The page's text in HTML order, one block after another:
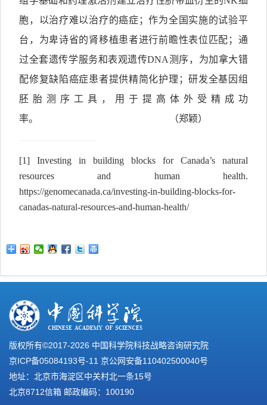
胞，以治疗难以治疗的癌症；作为全国实施的试验平
台，为卑诗省的肾移植患者进行前瞻性表位匹配；通
过全套遗传学服务和表观遗传DNA测序，为加拿大错
配修复缺陷癌症患者提供精简化护理；研发全基因组
胚胎测序工具，用于提高体外受精成功
率。 （郑颖）
[1] Investing in building blocks for Canada’s natural
resources and human health.
https://genomecanada.ca/investing-in-building-blocks-for-
canadas-natural-resources-and-human-health/
版权所有©2017-2026 中国科学院科技战略咨询研究院
京ICP备05084193号-11 京公网安备110402500040号
地址：北京市海淀区中关村北一条15号
北京8712信箱 邮政编码：100190